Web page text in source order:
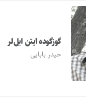
گوزگوده ایتن ایل‌لر
حیدر بابایی